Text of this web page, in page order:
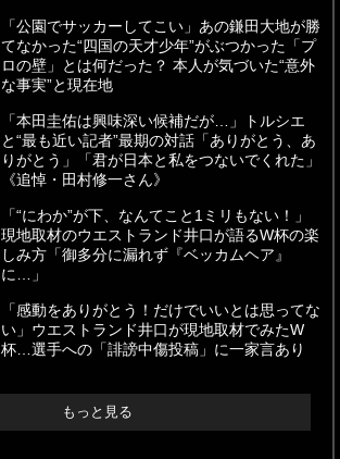
「公園でサッカーしてこい」あの鎌田大地が勝
てなかった“四国の天才少年”がぶつかった「プ
ロの壁」とは何だった？ 本人が気づいた“意外
な事実”と現在地
「本田圭佑は興味深い候補だが…」トルシエ
と“最も近い記者”最期の対話「ありがとう、あ
りがとう」「君が日本と私をつないでくれた」
《追悼・田村修一さん》
「“にわか”が下、なんてこと1ミリもない！」
現地取材のウエストランド井口が語るW杯の楽
しみ方「御多分に漏れず『ベッカムヘア』
に…」
「感動をありがとう！だけでいいとは思ってな
い」ウエストランド井口が現地取材でみたW
杯…選手への「誹謗中傷投稿」に一家言あり
もっと見る